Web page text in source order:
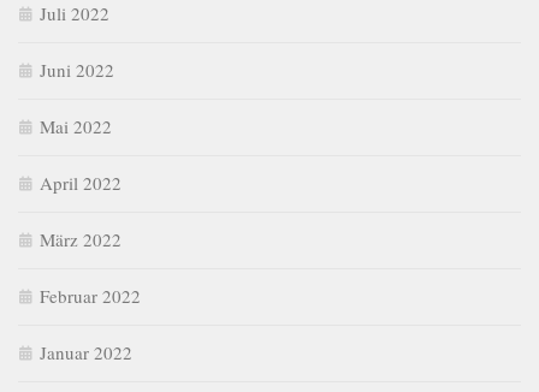
Juli 2022
Juni 2022
Mai 2022
April 2022
März 2022
Februar 2022
Januar 2022